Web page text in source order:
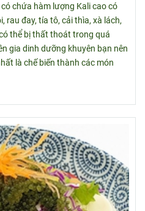
chứa hàm lượng Kali cao có
rau đay, tía tô, cải thìa, xà lách,
thể bị thất thoát trong quá
gia dinh dưỡng khuyên bạn nên
là chế biến thành các món